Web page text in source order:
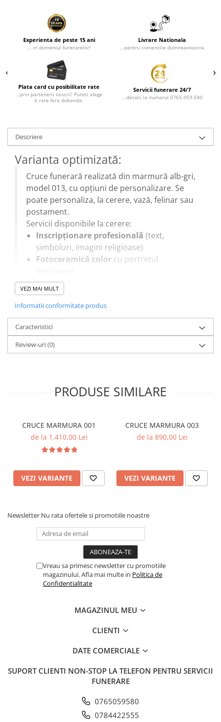
Experienta de peste 15 ani
... in domeniul funerarelor!
Livrare Nationala
...pentru comenzile dumneavoastra
Plata card cu posibilitate rate
...prin partenerii nostrii! Puteti alege
6 rate fara dobanda.
Servicii funerare 24/7
...detalii la numarul 0765.059.580
Descriere
Varianta optimizată:
Cruce funerară realizată din marmură alb-gri,
model 013, cu opțiuni de personalizare. Se
poate personaliza, la cerere, vază, felinar sau
postament.
Servicii disponibile la cerere:
Inscripționare profesională (text,
simboluri, imagini religioase)
Fotoceramică color cu portretul
Montaj la cerere
limitrofe
Plată flexibilă:Acceptăm plata integrală sau
înpână la 6 rate fără dobândă.
Livrare și montaj rapid:
VEZI MAI MULT
Informatii conformitate produs
Caracteristici
Review-uri(0)
PRODUSE SIMILARE
CRUCE MARMURA 001
de la 1.410,00 Lei
VEZI VARIANTE
CRUCE MARMURA 003
de la 890,00 Lei
VEZI VARIANTE
Newsletter Nu rata ofertele si promotiile noastre
Vreau sa primesc newsletter cu promotiile
magazinului. Afla mai multe in Politica de
Confidentialitate
MAGAZINUL MEU
CLIENTI
DATE COMERCIALE
SUPORT CLIENTI NON-STOP LA TELEFON PENTRU SERVICII
FUNERARE
0765059580
0784422555